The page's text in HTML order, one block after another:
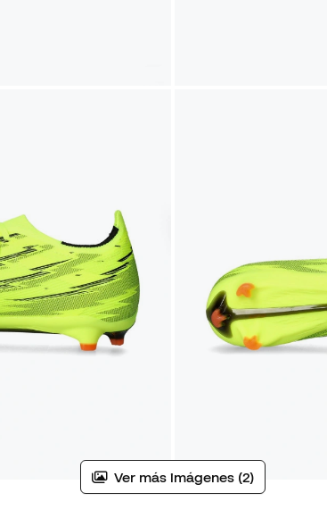
Ver más imágenes (2)